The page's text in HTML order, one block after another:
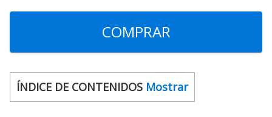
COMPRAR
ÍNDICE DE CONTENIDOS Mostrar